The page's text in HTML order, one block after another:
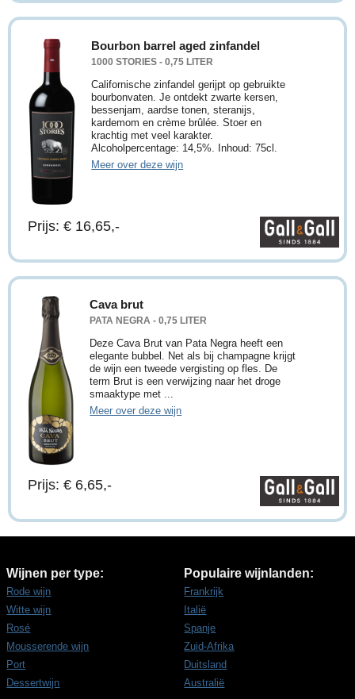
Bourbon barrel aged zinfandel
1000 STORIES - 0,75 LITER
Californische zinfandel gerijpt op gebruikte
bourbonvaten. Je ontdekt zwarte kersen,
bessenjam, aardse tonen, steranijs,
kardemom en crème brûlée. Stoer en
krachtig met veel karakter.
Alcoholpercentage: 14,5%. Inhoud: 75cl.
Meer over deze wijn
Prijs: € 16,65,-
Cava brut
PATA NEGRA - 0,75 LITER
Deze Cava Brut van Pata Negra heeft een
elegante bubbel. Net als bij champagne krijgt
de wijn een tweede vergisting op fles. De
term Brut is een verwijzing naar het droge
smaaktype met ...
Meer over deze wijn
Prijs: € 6,65,-
Wijnen per type:
Rode wijn
Witte wijn
Rosé
Mousserende wijn
Port
Dessertwijn
Populaire wijnlanden:
Frankrijk
Italië
Spanje
Zuid-Afrika
Duitsland
Australië